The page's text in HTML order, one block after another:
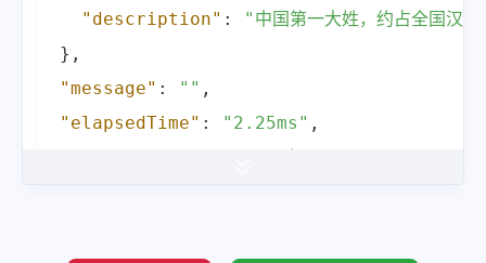
"description" :
"中国第一大姓，约占全国汉
} ,
"message" : "" ,
"elapsedTime" : "2.25ms" ,